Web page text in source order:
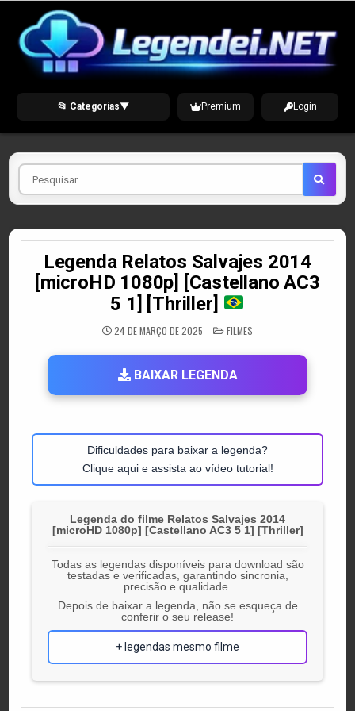
content
📂 Categorias▼ Premium Login
Pesquisar
por
Legenda Relatos Salvajes 2014
[microHD 1080p] [Castellano AC3
5 1] [Thriller]
24 DE MARÇO DE 2025 POSTED
IN
FILMES
BAIXAR LEGENDA
Dificuldades para baixar a legenda?
Clique aqui e assista ao vídeo tutorial!
Legenda do filme Relatos Salvajes 2014
[microHD 1080p] [Castellano AC3 5 1] [Thriller]
Todas as legendas disponíveis para download são
testadas e verificadas, garantindo sincronia,
precisão e qualidade.
Depois de baixar a legenda, não se esqueça de
conferir o seu release!
+ legendas mesmo filme